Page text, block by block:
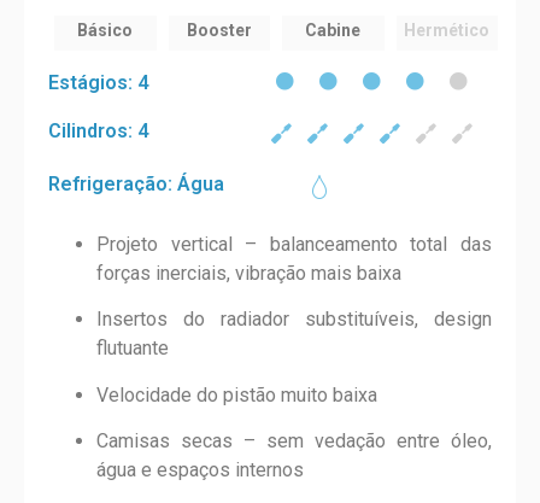
Básico Booster Cabine Hermético
Estágios: 4
Cilindros: 4
Refrigeração: Água
Projeto vertical – balanceamento total das
forças inerciais, vibração mais baixa
Insertos do radiador substituíveis, design
flutuante
Velocidade do pistão muito baixa
Camisas secas – sem vedação entre óleo,
água e espaços internos